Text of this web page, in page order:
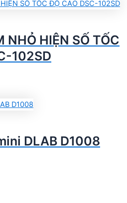
NHỎ HIỆN SỐ TỐC
102SD
DLAB D1008